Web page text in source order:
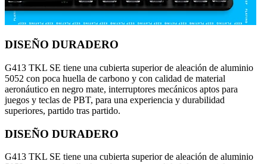
DISEÑO DURADERO
G413 TKL SE tiene una cubierta superior de aleación de aluminio
5052 con poca huella de carbono y con calidad de material
aeronáutico en negro mate, interruptores mecánicos aptos para
juegos y teclas de PBT, para una experiencia y durabilidad
superiores, partido tras partido.
DISEÑO DURADERO
G413 TKL SE tiene una cubierta superior de aleación de aluminio